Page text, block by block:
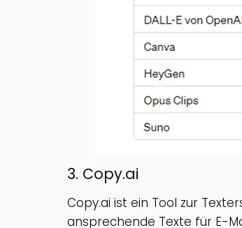
3. Copy.ai
Copy.ai ist ein Tool zur
ansprechende Texte für E-